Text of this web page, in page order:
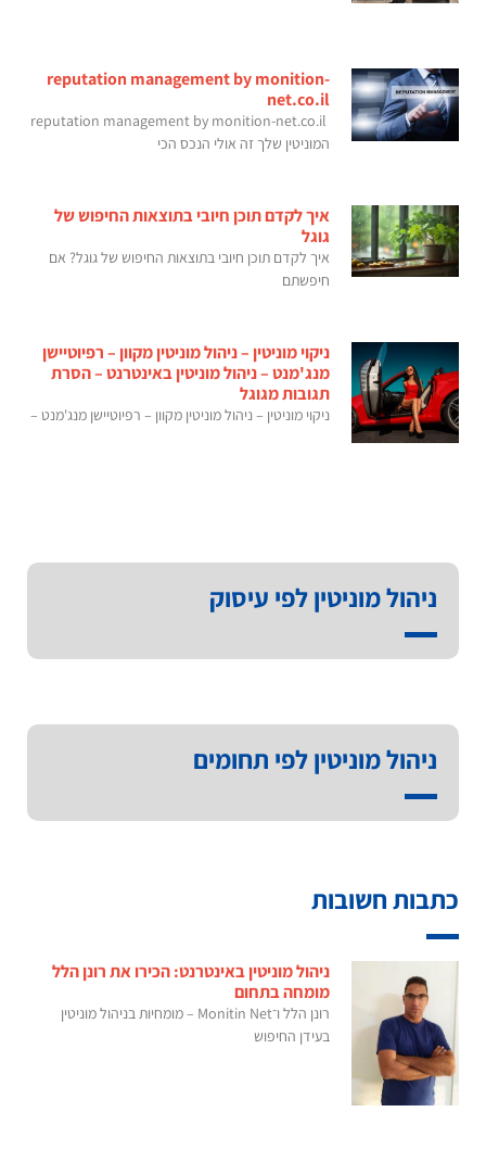
reputation management by monition-
net.co.il
reputation management by monition-net.co.il
המוניטין שלך זה אולי הנכס הכי
איך לקדם תוכן חיובי בתוצאות החיפוש של
גוגל
איך לקדם תוכן חיובי בתוצאות החיפוש של גוגל? אם
חיפשתם
ניקוי מוניטין – ניהול מוניטין מקוון – רפיוטיישן
מנג'מנט – ניהול מוניטין באינטרנט – הסרת
תגובות מגוגל
ניקוי מוניטין – ניהול מוניטין מקוון – רפיוטיישן מנג'מנט –
ניהול מוניטין לפי עיסוק
ניהול מוניטין לפי תחומים
כתבות חשובות
ניהול מוניטין באינטרנט: הכירו את רונן הלל
מומחה בתחום
רונן הלל ו־Monitin Net – מומחיות בניהול מוניטין
בעידן החיפוש